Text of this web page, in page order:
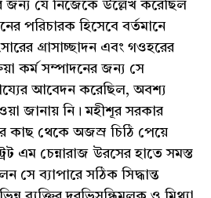
জন্য যে নিজেকে উল্লেখ করেছিল
পরিচারক হিসেবে বর্তমানে
গ্রাসাচ্ছাদন এবং গওহরের
কর্ম সম্পাদনের জন্য সে
আবেদন করেছিল, অবশ্য
জানায় নি। মহীশূর সরকার
কাছ থেকে অজস্র চিঠি পেয়ে
এম চেন্নারাজ উরসের হাতে সমস্ত
সে ব্যাপারে সঠিক সিদ্ধান্ত